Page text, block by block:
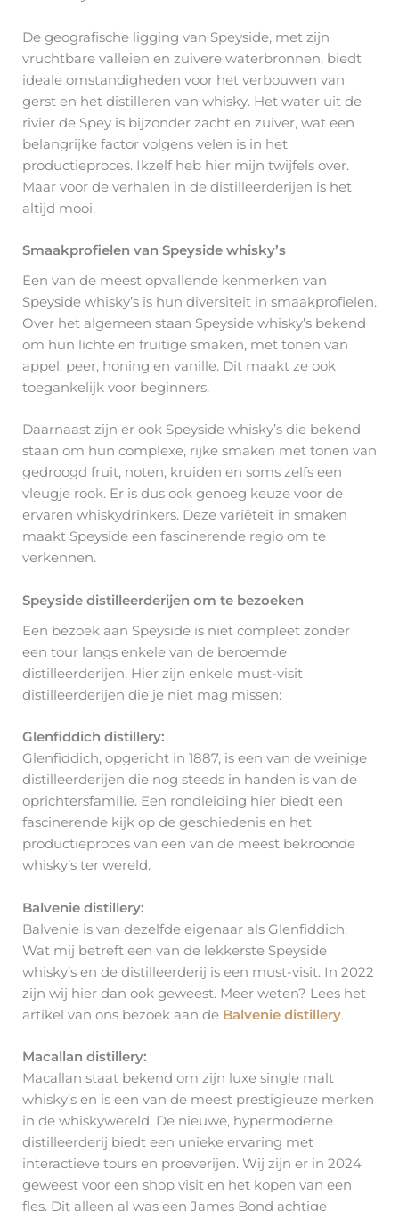
De geografische ligging van Speyside, met zijn
vruchtbare valleien en zuivere waterbronnen, biedt
ideale omstandigheden voor het verbouwen van
gerst en het distilleren van whisky. Het water uit de
rivier de Spey is bijzonder zacht en zuiver, wat een
belangrijke factor volgens velen is in het
productieproces. Ikzelf heb hier mijn twijfels over.
Maar voor de verhalen in de distilleerderijen is het
altijd mooi.
Smaakprofielen van Speyside whisky’s
Een van de meest opvallende kenmerken van
Speyside whisky’s is hun diversiteit in smaakprofielen.
Over het algemeen staan Speyside whisky’s bekend
om hun lichte en fruitige smaken, met tonen van
appel, peer, honing en vanille. Dit maakt ze ook
toegankelijk voor beginners.
Daarnaast zijn er ook Speyside whisky’s die bekend
staan om hun complexe, rijke smaken met tonen van
gedroogd fruit, noten, kruiden en soms zelfs een
vleugje rook. Er is dus ook genoeg keuze voor de
ervaren whiskydrinkers. Deze variëteit in smaken
maakt Speyside een fascinerende regio om te
verkennen.
Speyside distilleerderijen om te bezoeken
Een bezoek aan Speyside is niet compleet zonder
een tour langs enkele van de beroemde
distilleerderijen. Hier zijn enkele must-visit
distilleerderijen die je niet mag missen:
Glenfiddich distillery:
Glenfiddich, opgericht in 1887, is een van de weinige
distilleerderijen die nog steeds in handen is van de
oprichtersfamilie. Een rondleiding hier biedt een
fascinerende kijk op de geschiedenis en het
productieproces van een van de meest bekroonde
whisky’s ter wereld.
Balvenie distillery:
Balvenie is van dezelfde eigenaar als Glenfiddich.
Wat mij betreft een van de lekkerste Speyside
whisky’s en de distilleerderij is een must-visit. In 2022
zijn wij hier dan ook geweest. Meer weten? Lees het
artikel van ons bezoek aan de Balvenie distillery.
Macallan distillery:
Macallan staat bekend om zijn luxe single malt
whisky’s en is een van de meest prestigieuze merken
in de whiskywereld. De nieuwe, hypermoderne
distilleerderij biedt een unieke ervaring met
interactieve tours en proeverijen. Wij zijn er in 2024
geweest voor een shop visit en het kopen van een
fles. Dit alleen al was een James Bond achtige